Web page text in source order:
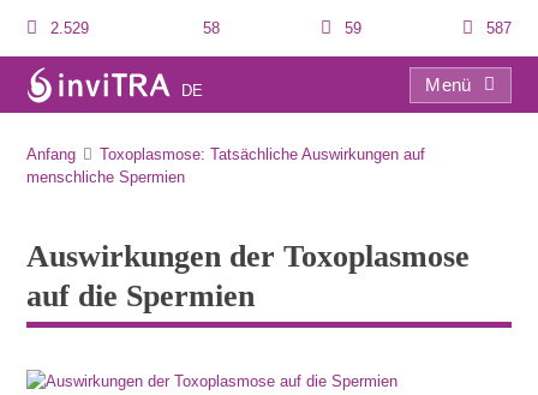
2.529 58 59 587
DE
Menü
Anfang
Toxoplasmose: Tatsächliche Auswirkungen auf
menschliche Spermien
Auswirkungen der Toxoplasmose
auf die Spermien